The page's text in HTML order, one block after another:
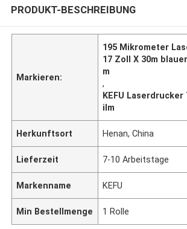
PRODUKT-BESCHREIBUNG
Markieren:
195 Mikrometer
17 Zoll X 30m
m
,
KEFU
ilm
Herkunftsort Henan, China
Lieferzeit 7-10 Arbeitstage
Markenname KEFU
Min Bestellmenge 1 Rolle